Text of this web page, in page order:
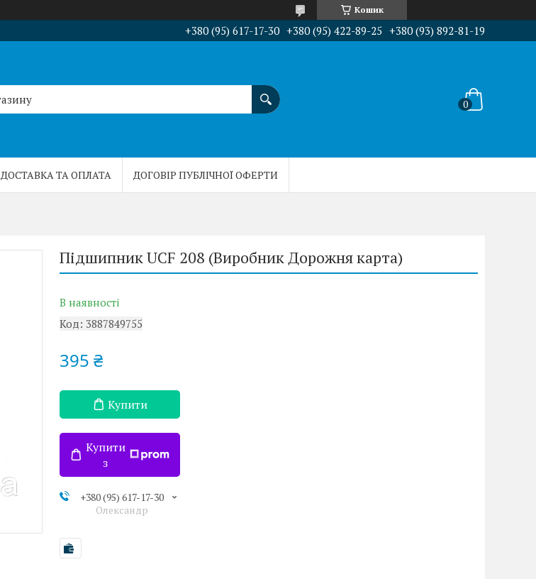
Кошик
+380 (95) 617-17-30 +380 (95) 422-89-25 +380 (93) 892-81-19
ДОСТАВКА ТА ОПЛАТА ДОГОВІР ПУБЛІЧНОЇ ОФЕРТИ
Підшипник UCF 208 (Виробник Дорожня карта)
В наявності
Код: 3887849755
395 ₴
Купити
Купити
з
+380 (95) 617-17-30
Олександр